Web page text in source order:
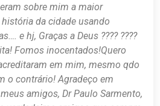
sobre mim a maior
da cidade usando
e hj, Graças a Deus ???? ????
Fomos inocentados!Quero
em mim, mesmo qdo
o contrário! Agradeço em
amigos, Dr Paulo Sarmento,